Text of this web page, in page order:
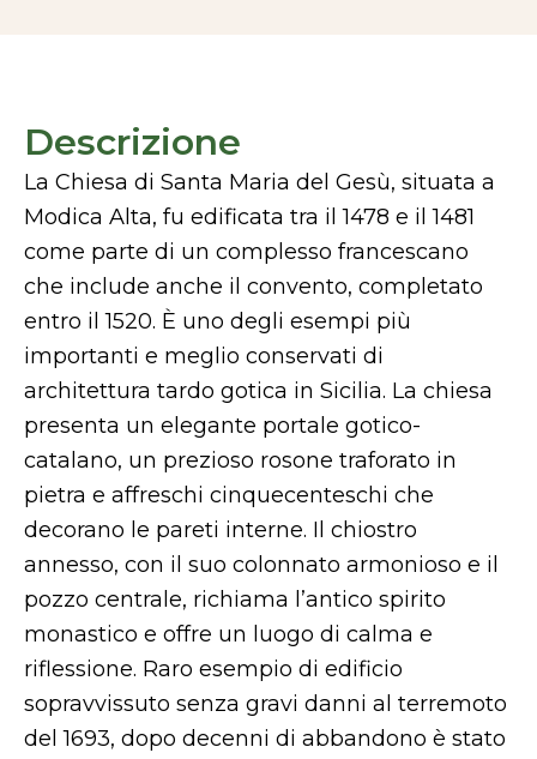
Descrizione
La Chiesa di Santa Maria del Gesù, situata a
Modica Alta, fu edificata tra il 1478 e il 1481
come parte di un complesso francescano
che include anche il convento, completato
entro il 1520. È uno degli esempi più
importanti e meglio conservati di
architettura tardo gotica in Sicilia. La chiesa
presenta un elegante portale gotico-
catalano, un prezioso rosone traforato in
pietra e affreschi cinquecenteschi che
decorano le pareti interne. Il chiostro
annesso, con il suo colonnato armonioso e il
pozzo centrale, richiama l’antico spirito
monastico e offre un luogo di calma e
riflessione. Raro esempio di edificio
sopravvissuto senza gravi danni al terremoto
del 1693, dopo decenni di abbandono è stato